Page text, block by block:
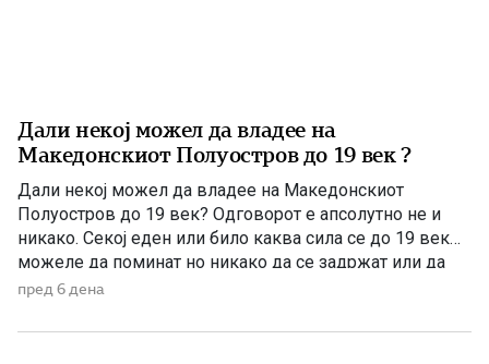
Дали некој можел да владее на
Македонскиот Полуостров до 19 век ?
Дали некој можел да владее на Македонскиот
Полуостров до 19 век? Одговорот е апсолутно не и
никако. Секој еден или било каква сила се до 19 век
можеле да поминат но никако да се задржат или да
управуваат поради неколку причини – планинската
климата и непознавање на населени места се […]
пред 6 дена